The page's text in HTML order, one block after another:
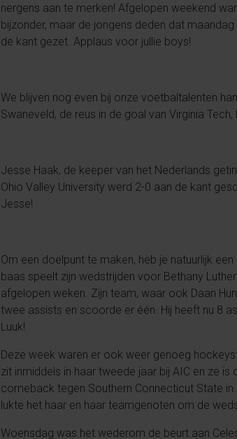
nergens aan te merken! Afgelopen weekend
bijzonder, maar de jongens deden dat
de kant gezet. Applaus voor jullie boys!
We blijven nog even bij onze voetbaltalenten
Swaneveld, de reus in de goal van Virginia Tech,
Jesse Haak, de keeper van het Nederlands
Ohio Valley University werd 2-0 aan de kant
Jesse!
Om een doelpunt te maken, heb je natuurlijk
baas speelt zijn wedstrijden voor Bethany
afgelopen weken. Zijn team, waar ook Daan
twee assists en scoorde er één. Hij heeft nu 8
Luuk!
Deze week waren er ook weer genoeg
zit inmiddels in haar tweede jaar bij AIC en ze
comeback tegen Southern Connecticut State in.
lukte het haar en haar teamgenoten om de
Woensdag was het wederom de beurt aan